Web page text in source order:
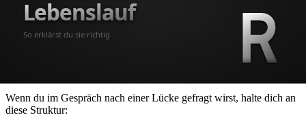
Eine Lücke im Lebenslauf ist kein Karrierekiller. Die Art, wie du
damit umgehst, sagt mehr über dich aus als die Lücke selbst.
Lücken im Vorstellungsgespräch erklären
Wenn du im Gespräch nach einer Lücke gefragt wirst, halte dich an
diese Struktur: